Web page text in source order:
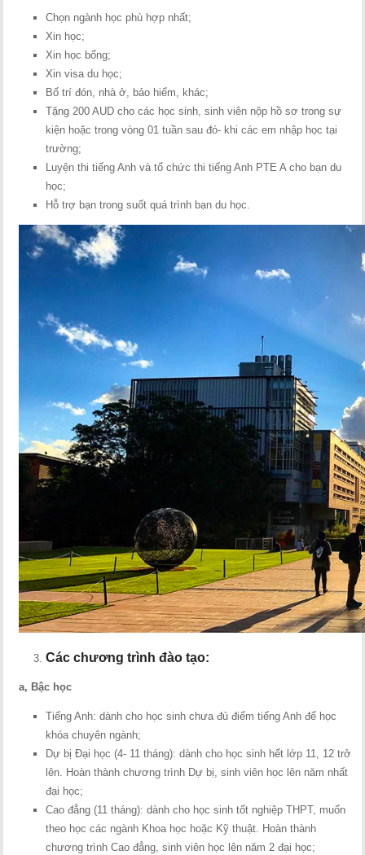
Chọn ngành học phù hợp nhất;
Xin học;
Xin học bổng;
Xin visa du học;
Bố trí đón, nhà ở, bảo hiểm, khác;
Tặng 200 AUD cho các học sinh, sinh viên nộp hồ sơ trong sự
kiện hoặc trong vòng 01 tuần sau đó- khi các em nhập học tại
trường;
Luyện thi tiếng Anh và tổ chức thi tiếng Anh PTE A cho bạn du
học;
Hỗ trợ bạn trong suốt quá trình bạn du học.
Các chương trình đào tạo:
a, Bậc học
Tiếng Anh: dành cho học sinh chưa đủ điểm tiếng Anh để học
khóa chuyên ngành;
Dự bị Đại học (4- 11 tháng): dành cho học sinh hết lớp 11, 12 trở
lên. Hoàn thành chương trình Dự bị, sinh viên học lên năm nhất
đại học;
Cao đẳng (11 tháng): dành cho học sinh tốt nghiệp THPT, muốn
theo học các ngành Khoa học hoặc Kỹ thuật. Hoàn thành
chương trình Cao đẳng, sinh viên học lên năm 2 đại học;